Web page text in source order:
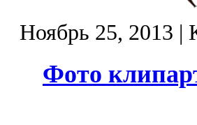
Ноябрь 25, 2013 |
Фото